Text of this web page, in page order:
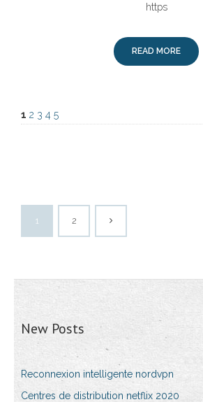
https
READ MORE
1 2 3 4 5
1 2
New Posts
Reconnexion intelligente nordvpn
Centres de distribution netflix 2020